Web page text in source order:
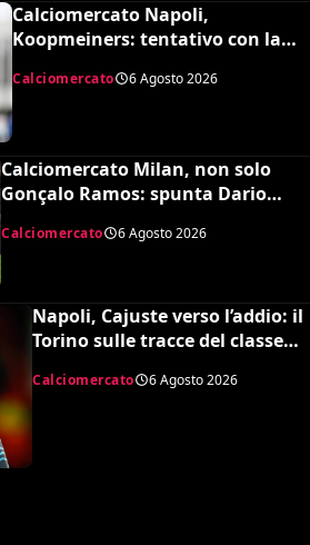
Calciomercato Napoli,
Koopmeiners: tentativo con la
Calciomercato 6 Agosto 2026
Calciomercato Milan, non solo
Gonçalo Ramos: spunta Dario
Calciomercato 6 Agosto 2026
Napoli, Cajuste verso l’addio: il
Torino sulle tracce del classe
Calciomercato 6 Agosto 2026